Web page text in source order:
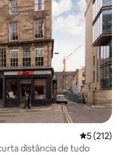
5 de uma
5 (212)
distância de tudo